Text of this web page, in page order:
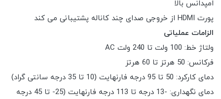
امپدانس بالا
پورت HDMI از خروجی صدای چند کاناله پشتیبانی می کند
الزامات عملیاتی
ولتاژ خط: 100 ولت تا 240 ولت AC
فرکانس: 50 هرتز تا 60 هرتز
دمای کارکرد: 50 تا 95 درجه فارنهایت (10 تا 35 درجه سانتی گراد)
دمای نگهداری: -13 درجه تا 113 درجه فارنهایت (25- تا 45 درجه